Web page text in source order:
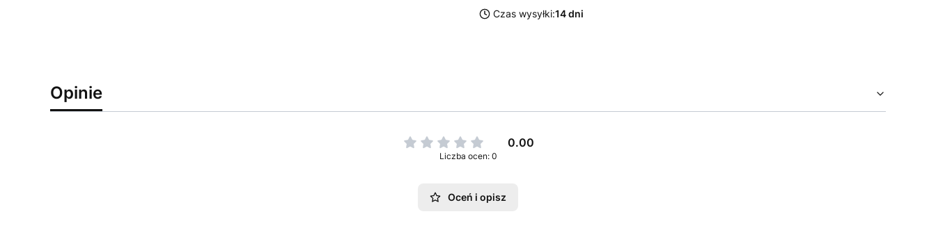
Czas wysyłki:14 dni
Opinie
0.00
Liczba ocen: 0
Oceń i opisz